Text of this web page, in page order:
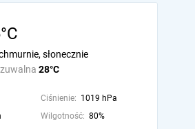
28°C
słonecznie
Ciśnienie: 1019 hPa
Wilgotność: 80%